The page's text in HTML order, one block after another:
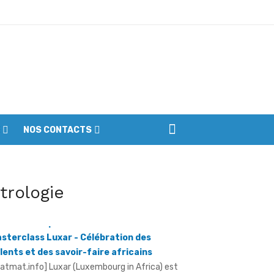
du parc
NOS CONTACTS
Luxar - Célébration des
Luxar (Luxembourg in Africa) est
plateforme consacrée à la promotion du
africain, à la valorisation des métiers ...